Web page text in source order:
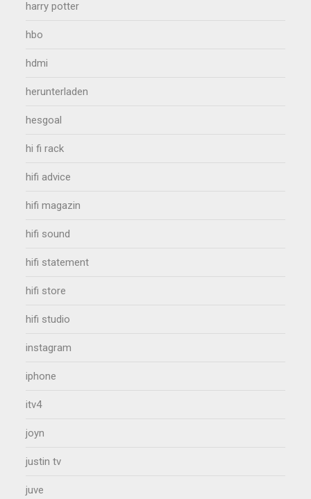
harry potter
hbo
hdmi
herunterladen
hesgoal
hi fi rack
hifi advice
hifi magazin
hifi sound
hifi statement
hifi store
hifi studio
instagram
iphone
itv4
joyn
justin tv
juve